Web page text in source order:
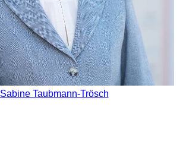
Sabine Taubmann-Trösch